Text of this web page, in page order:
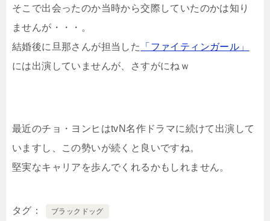
そこで出会ったのか当時から交際していたのかは知り
ませんが・・・。
結婚後に旦那さんが担当した
「ファイティンガール」
には出演していませんが、さすがにねｗ
最近のチョ・ヨンヒはtvN名作ドラマに続けて出演して
いますし、この勢いが続くと良いですね。
堅実なキャリアを歩んでくれるかもしれません。
タグ ブラックドッグ